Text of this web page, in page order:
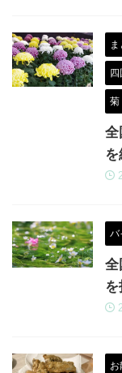
四
菊
全
を
バ
全
を
お